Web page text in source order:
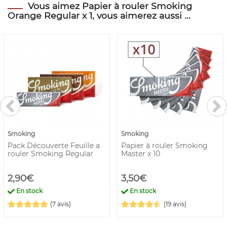
Vous aimez Papier à rouler Smoking
Orange Regular x 1, vous aimerez aussi ...
Smoking
Pack Découverte Feuille a
rouler Smoking Regular
2,90€
En stock
(7 avis)
Smoking
Papier à rouler Smoking
Master x 10
3,50€
En stock
(19 avis)